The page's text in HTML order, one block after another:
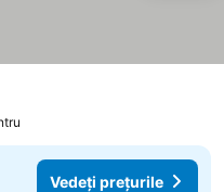
Vedeți prețurile